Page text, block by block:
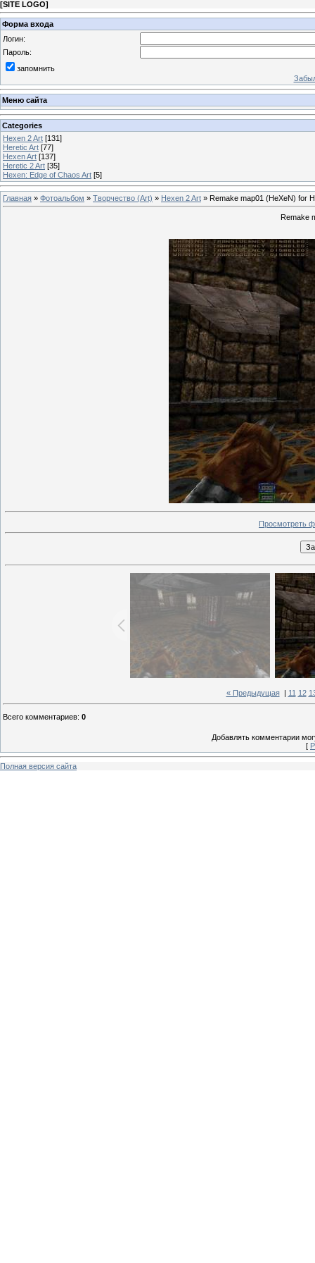
[SITE LOGO]
Форма входа
Логин:
Пароль:
запомнить
Меню сайта
Categories
Hexen 2 Art [131]
Heretic Art [77]
Hexen Art [137]
Heretic 2 Art [35]
Hexen: Edge of Chaos Art [5]
Главная » Фотоальбом » Творчество (Art) » Hexen 2 Art » Remake map01 (HeXeN) for
Remake
Просмотреть
« Предыдущая| 11 12
Всего комментариев: 0
Добавлять комментарии
[
Полная версия сайта